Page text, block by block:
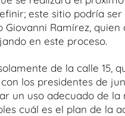
este sitio podría ser
Ramírez,
en este proceso.
de la calle 15,
los presidentes de
un uso adecuado de la
cuál es el plan de la